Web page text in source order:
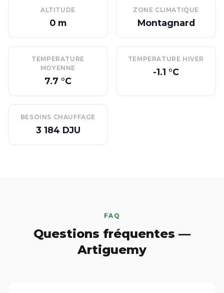
ALTITUDE
0 m
ZONE CLIMATIQUE
Montagnard
TEMPERATURE
MOYENNE
7.7 °C
TEMPERATURE HIVER
-1.1 °C
BESOINS CHAUFFAGE
3 184 DJU
FAQ
Questions fréquentes —
Artiguemy